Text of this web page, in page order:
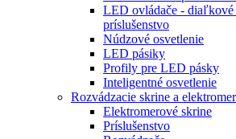
LED ovládače - diaľkové
príslušenstvo
Núdzové osvetlenie
LED pásiky
Profily pre LED pásky
Inteligentné osvetlenie
Rozvádzacie skrine a
Elektromerové skrine
Príslušenstvo